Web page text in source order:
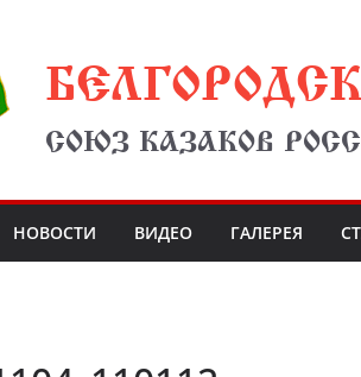
СОЮЗ КАЗАКОВ
НОВОСТИ ВИДЕО ГАЛЕРЕЯ